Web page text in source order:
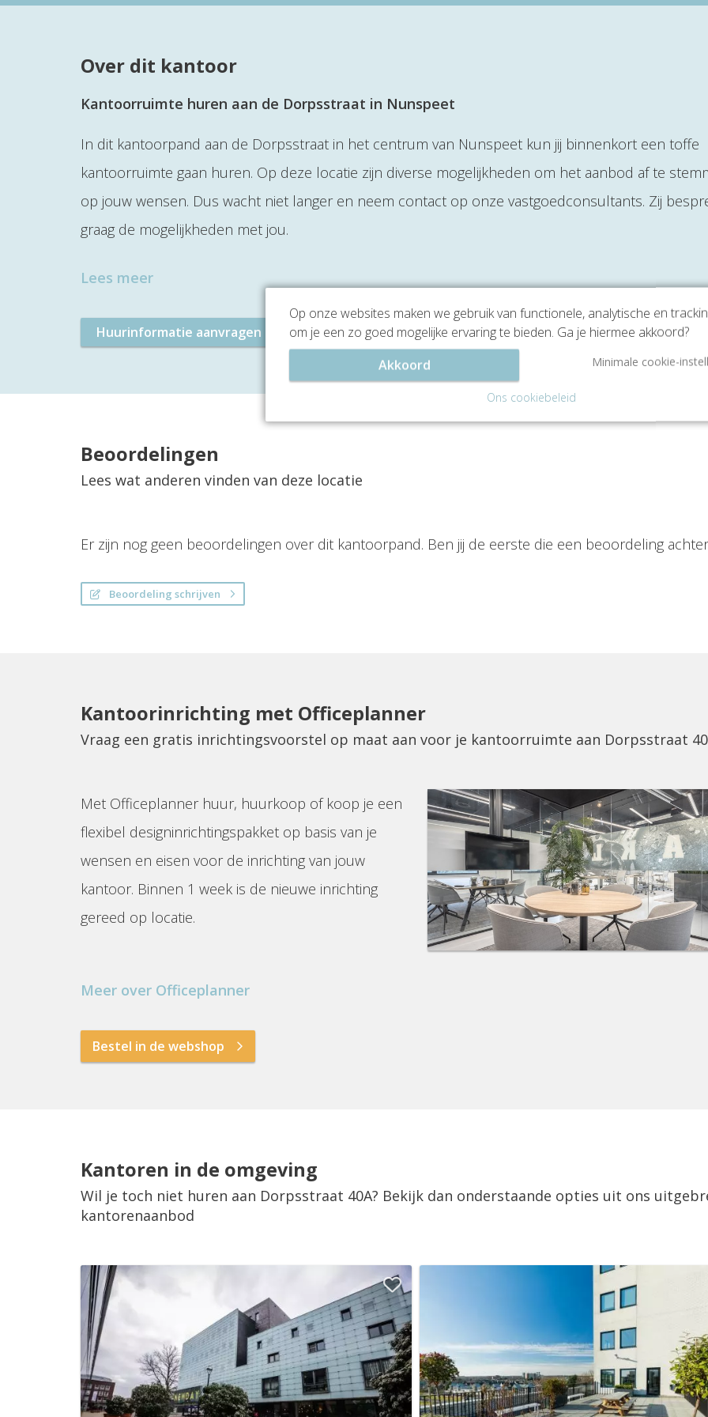
Over dit kantoor
Kantoorruimte huren aan de Dorpsstraat in Nunspeet
In dit kantoorpand aan de Dorpsstraat in het centrum van Nunspeet kun jij binnenkort een toffe
kantoorruimte gaan huren. Op deze locatie zijn diverse mogelijkheden om het aanbod af te
op jouw wensen. Dus wacht niet langer en neem contact op onze vastgoedconsultants. Zij
graag de mogelijkheden met jou.
Lees meer
Huurinformatie aanvragen Plan een gratis rondleiding
Beoordelingen
Lees wat anderen vinden van deze locatie
Er zijn nog geen beoordelingen over dit kantoorpand. Ben jij de eerste die een beoordeling
Beoordeling schrijven
Kantoorinrichting met Officeplanner
Vraag een gratis inrichtingsvoorstel op maat aan voor je kantoorruimte aan Dorpsstraat
Met Officeplanner huur, huurkoop of koop je een
flexibel designinrichtingspakket op basis van je
wensen en eisen voor de inrichting van jouw
kantoor. Binnen 1 week is de nieuwe inrichting
gereed op locatie.
Meer over Officeplanner
Bestel in de webshop
Kantoren in de omgeving
Wil je toch niet huren aan Dorpsstraat 40A? Bekijk dan onderstaande opties uit ons
kantorenaanbod
Op onze websites maken we gebruik van functionele, analytische en
om je een zo goed mogelijke ervaring te bieden. Ga je hiermee akkoord?
Akkoord
Minimale cookie-
Ons cookiebeleid